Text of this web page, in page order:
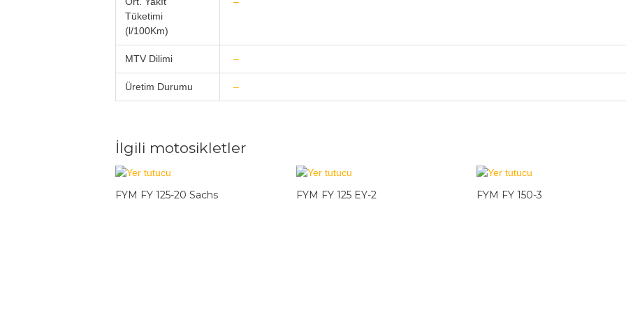
Tüketimi
(l/100Km)
MTV Dilimi –
Üretim Durumu –
İlgili motosikletler
FYM FY 125-20 Sachs FYM FY 125 EY-2 FYM FY 150-3